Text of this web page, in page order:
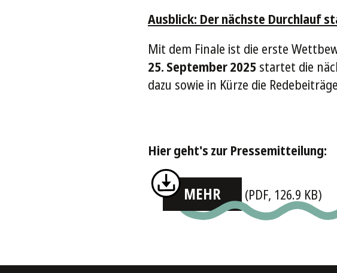
Ausblick: Der nächste Durchlauf
Mit dem Finale ist die erste
25. September 2025 startet die
dazu sowie in Kürze die
Hier geht's zur Pressemitteilung:
MEHR (PDF, 126.9 KB)